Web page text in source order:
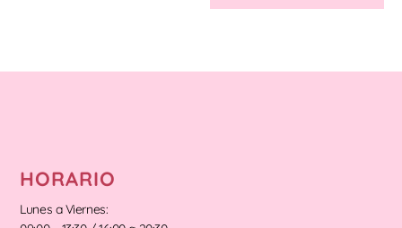
HORARIO
Lunes a Viernes: